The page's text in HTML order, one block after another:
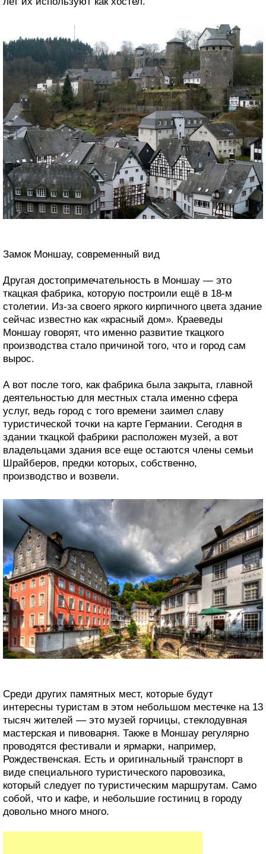
Замок Моншау, современный вид
Другая достопримечательность в Моншау — это
ткацкая фабрика, которую построили ещё в 18-м
столетии. Из-за своего яркого кирпичного цвета здание
сейчас известно как «красный дом». Краеведы
Моншау говорят, что именно развитие ткацкого
производства стало причиной того, что и город сам
вырос.
А вот после того, как фабрика была закрыта, главной
деятельностью для местных стала именно сфера
услуг, ведь город с того времени заимел славу
туристической точки на карте Германии. Сегодня в
здании ткацкой фабрики расположен музей, а вот
владельцами здания все еще остаются члены семьи
Шрайберов, предки которых, собственно,
производство и возвели.
Среди других памятных мест, которые будут
интересны туристам в этом небольшом местечке на 13
тысяч жителей — это музей горчицы, стеклодувная
мастерская и пивоварня. Также в Моншау регулярно
проводятся фестивали и ярмарки, например,
Рождественская. Есть и оригинальный транспорт в
виде специального туристического паровозика,
который следует по туристическим маршрутам. Само
собой, что и кафе, и небольшие гостиниц в городу
довольно много много.